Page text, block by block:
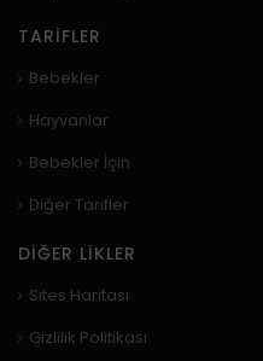
TARIFLER
Bebekler
Hayvanlar
Bebekler İçin
Diğer Tarifler
DIĞER LIKLER
Sites Haritası
Gizlilik Politikası